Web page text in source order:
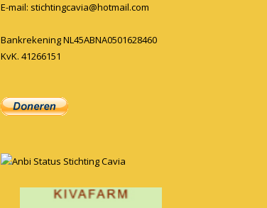
E-mail: stichtingcavia@hotmail.com
Bankrekening NL45ABNA0501628460
KvK. 41266151
Anbi Status Stichting Cavia